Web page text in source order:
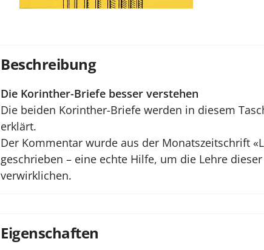
Beschreibung
Die Korinther-Briefe besser verstehen
Die beiden Korinther-Briefe werden in diesem
erklärt.
Der Kommentar wurde aus der Monatszeitschrift
geschrieben – eine echte Hilfe, um die Lehre
verwirklichen.
Eigenschaften